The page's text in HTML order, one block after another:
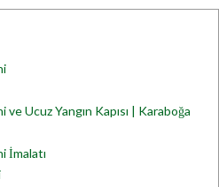
Ucuz Yangın Kapısı | Karaboğa
İmalatı